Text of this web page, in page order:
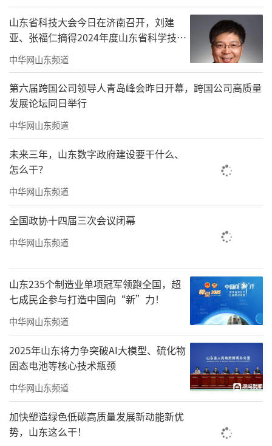
山东省科技大会今日在济南召开，刘建
亚、张福仁摘得2024年度山东省科学技术
奖最高奖！
中华网山东频道
第六届跨国公司领导人青岛峰会昨日开幕，跨国公司高质量
发展论坛同日举行
中华网山东频道
未来三年，山东数字政府建设要干什么、
怎么干？
中华网山东频道
全国政协十四届三次会议闭幕
中华网山东频道
山东235个制造业单项冠军领跑全国，超
七成民企参与打造中国向“新”力！
中华网山东频道
2025年山东将力争突破AI大模型、硫化物
固态电池等核心技术瓶颈
中华网山东频道
加快塑造绿色低碳高质量发展新动能新优
势，山东这么干！